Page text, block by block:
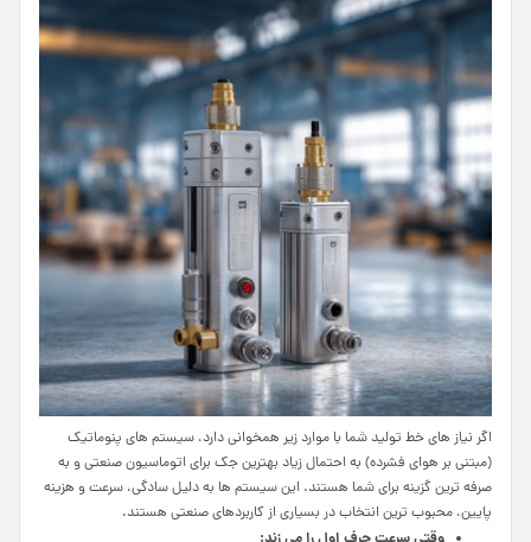
اگر نیاز های خط تولید شما با موارد زیر همخوانی دارد، سیستم های پنوماتیک
(مبتنی بر هوای فشرده) به احتمال زیاد بهترین جک برای اتوماسیون صنعتی و به
صرفه ترین گزینه برای شما هستند. این سیستم ها به دلیل سادگی، سرعت و هزینه
پایین، محبوب ترین انتخاب در بسیاری از کاربردهای صنعتی هستند.